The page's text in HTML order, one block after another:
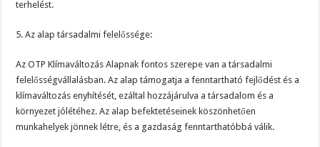
terhelést.
5. Az alap társadalmi felelőssége:
Az OTP Klímaváltozás Alapnak fontos szerepe van a társadalmi
felelősségvállalásban. Az alap támogatja a fenntartható fejlődést és a
klímaváltozás enyhítését, ezáltal hozzájárulva a társadalom és a
környezet jólétéhez. Az alap befektetéseinek köszönhetően
munkahelyek jönnek létre, és a gazdaság fenntarthatóbbá válik.